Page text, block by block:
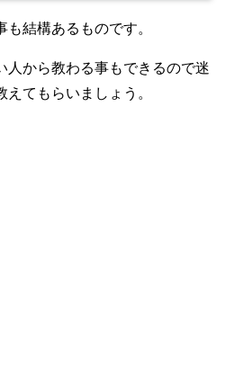
結構あるものです。
人から教わる事もできるので迷
てもらいましょう。